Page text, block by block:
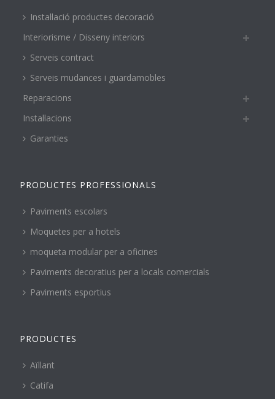
Instal·lació productes decoració
Interiorisme / Disseny interiors
Serveis contract
Serveis mudances i guardamobles
Reparacions
Instal·lacions
Garanties
PRODUCTES PROFESSIONALS
Paviments escolars
Moquetes per a hotels
moqueta modular per a oficines
Paviments decoratius per a locals comercials
Paviments esportius
PRODUCTES
Aïllant
Catifa